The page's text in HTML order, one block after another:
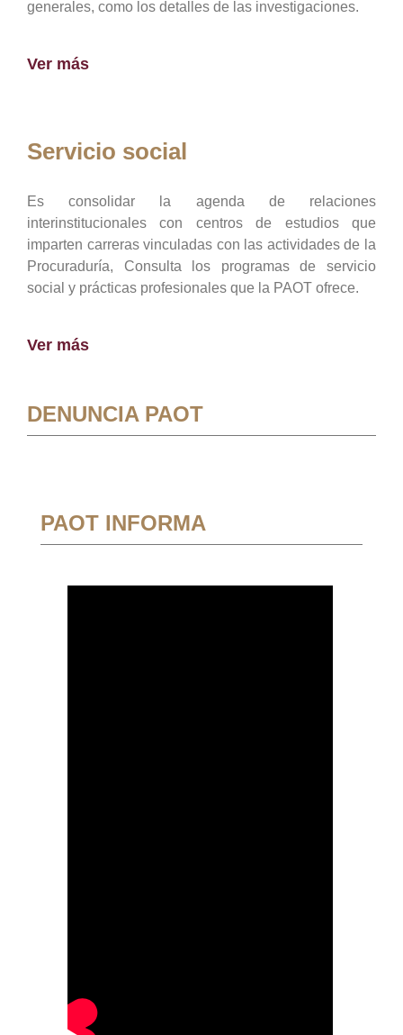
generales, como los detalles de las investigaciones.
Ver más
Servicio social
Es consolidar la agenda de relaciones
interinstitucionales con centros de estudios que
imparten carreras vinculadas con las actividades de la
Procuraduría, Consulta los programas de servicio
social y prácticas profesionales que la PAOT ofrece.
Ver más
DENUNCIA PAOT
PAOT INFORMA